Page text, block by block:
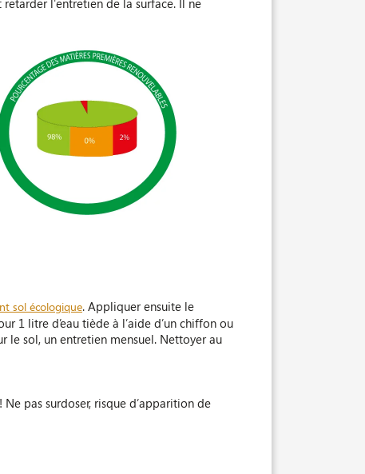
sol écologique. Appliquer ensuite le
1 litre d’eau tiède à l’aide d’un chiffon ou
le sol, un entretien mensuel. Nettoyer au
pas surdoser, risque d’apparition de